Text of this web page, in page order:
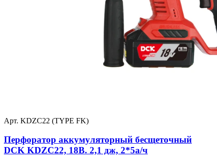
Арт. KDZC22 (TYPE FK)
Перфоратор аккумуляторный бесщеточный
DCK KDZC22, 18В. 2,1 дж, 2*5а/ч